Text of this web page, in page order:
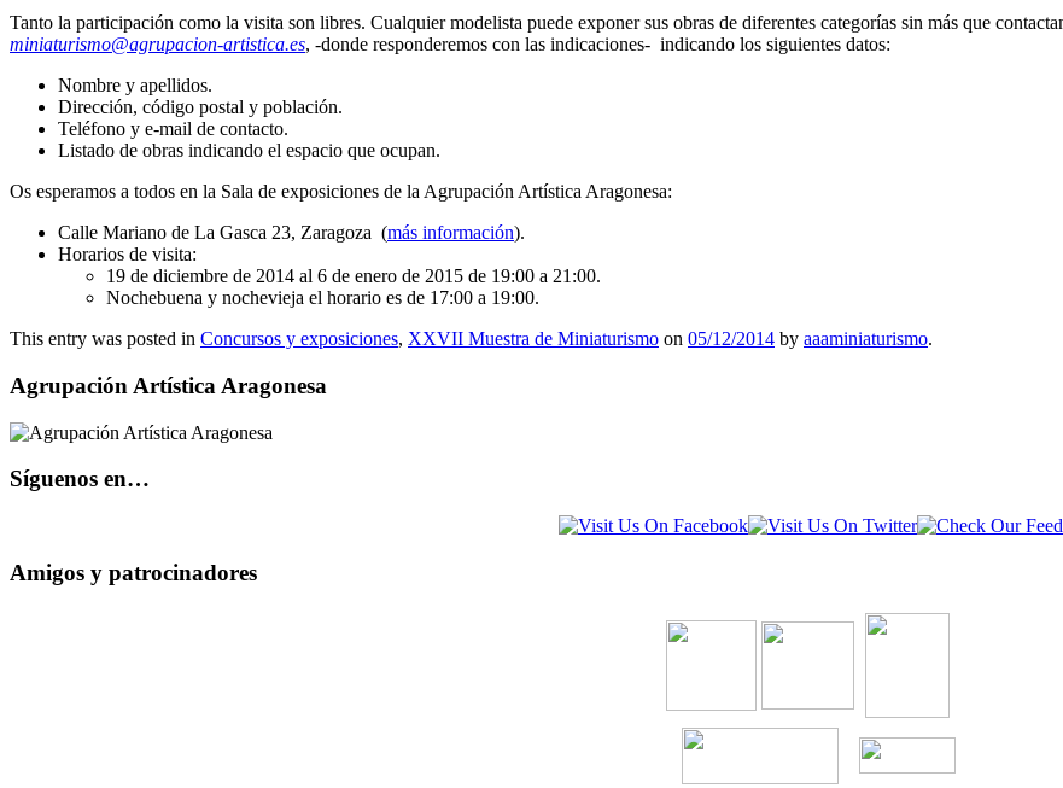
Tanto la participación como la visita son libres. Cualquier modelista puede exponer sus obras de diferentes categorías sin más que
miniaturismo@agrupacion-artistica.es, -donde responderemos con las indicaciones- indicando los siguientes datos:
Nombre y apellidos.
Dirección, código postal y población.
Teléfono y e-mail de contacto.
Listado de obras indicando el espacio que ocupan.
Os esperamos a todos en la Sala de exposiciones de la Agrupación Artística Aragonesa:
Calle Mariano de La Gasca 23, Zaragoza (más información).
Horarios de visita:
19 de diciembre de 2014 al 6 de enero de 2015 de 19:00 a 21:00.
Nochebuena y nochevieja el horario es de 17:00 a 19:00.
This entry was posted in Concursos y exposiciones, XXVII Muestra de Miniaturismo on 05/12/2014 by aaaminiaturismo.
Agrupación Artística Aragonesa
Síguenos en…
Amigos y patrocinadores